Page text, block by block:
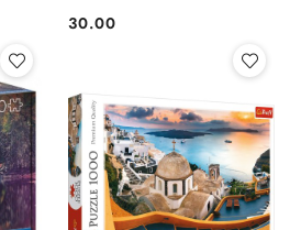
Cena:
30.00